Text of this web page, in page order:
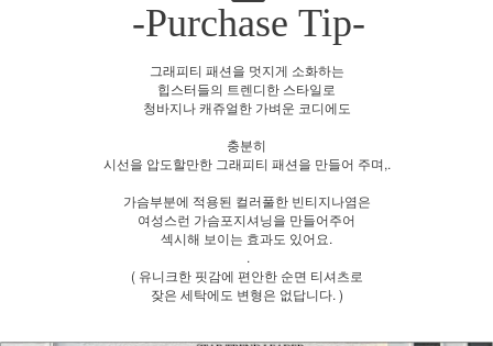
-Purchase Tip-
그래피티 패션을 멋지게 소화하는
힙스터들의 트렌디한 스타일로
청바지나 캐쥬얼한 가벼운 코디에도
충분히
시선을 압도할만한 그래피티 패션을 만들어 주며,.
가슴부분에 적용된 컬러풀한 빈티지나염은
여성스런 가슴포지셔닝을 만들어주어
섹시해 보이는 효과도 있어요.
.
( 유니크한 핏감에 편안한 순면 티셔츠로
잦은 세탁에도 변형은 없답니다. )